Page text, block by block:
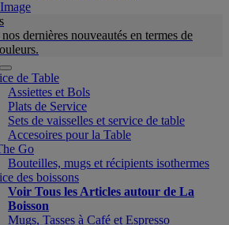
dernières nouveautés en termes de
de Table
Assiettes et Bols
Plats de Service
Sets de vaisselles et service de table
Accesoires pour la Table
Go
Bouteilles, mugs et récipients isothermes
des boissons
Voir Tous les Articles autour de La
Boisson
Mugs, Tasses à Café et Espresso